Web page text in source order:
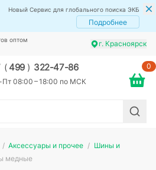
Новый Сервис для глобального поиска ЭКБ
Подробнее
оптом
г. Красноярск
(499 ) 322-47-86
08:00 – 18:00 по МСК
0
Аксессуары и прочее
Шины и
медные